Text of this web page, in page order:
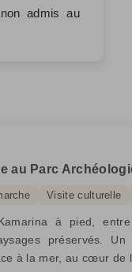
admis au
au Parc
Visite culturelle
à pied,
préservés.
à la mer, au cœur de